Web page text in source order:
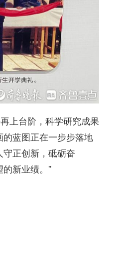
上台阶，科学研究成果
蓝图正在一步步落地
正创新，砥砺奋
新业绩。”